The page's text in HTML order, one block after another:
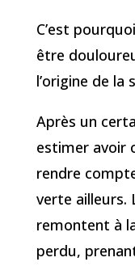
C’est
être
l’origine de la
Après un
estimer avoir
rendre
verte ailleurs.
remontent à
perdu,